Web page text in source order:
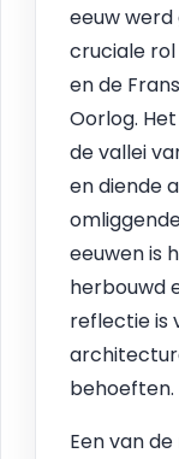
eeuw werd
cruciale rol
en de
Oorlog.
de vallei
en diende
eeuwen is
herbouwd
reflectie is
behoeften.
Een van